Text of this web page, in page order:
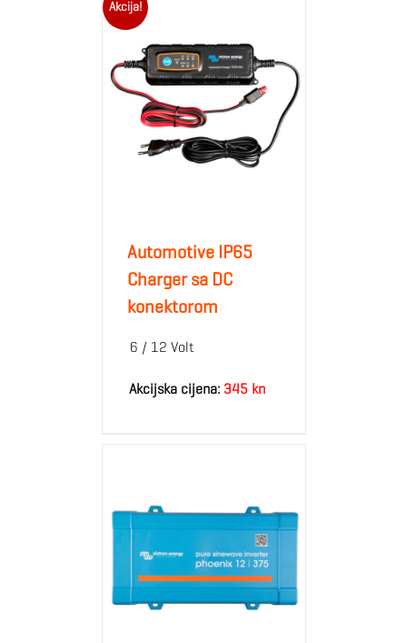
Akcija!
Automotive IP65
Charger sa DC
konektorom
6 / 12 Volt
Akcijska cijena: 345 kn